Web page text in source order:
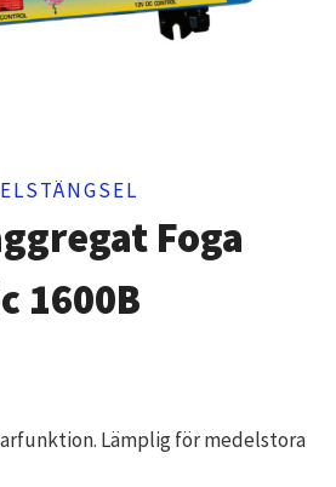
Foga
1600B
Lämplig för medelstora